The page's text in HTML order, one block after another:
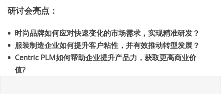
研讨会亮点：
时尚品牌如何应对快速变化的市场需求，实现精准研发？
服装制造企业如何提升客户粘性，并有效推动转型发展？
Centric PLM如何帮助企业提升产品力，获取更高商业价
值?